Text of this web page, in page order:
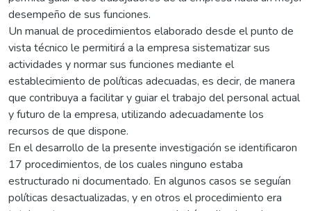
desempeño de sus funciones.
Un manual de procedimientos elaborado desde el punto de
vista técnico le permitirá a la empresa sistematizar sus
actividades y normar sus funciones mediante el
establecimiento de políticas adecuadas, es decir, de manera
que contribuya a facilitar y guiar el trabajo del personal actual
y futuro de la empresa, utilizando adecuadamente los
recursos de que dispone.
En el desarrollo de la presente investigación se identificaron
17 procedimientos, de los cuales ninguno estaba
estructurado ni documentado. En algunos casos se seguían
políticas desactualizadas, y en otros el procedimiento era